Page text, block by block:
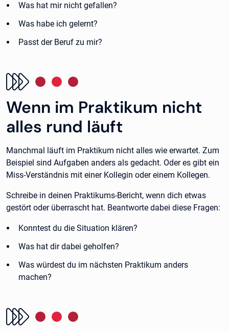
Was hat mir nicht gefallen?
Was habe ich gelernt?
Passt der Beruf zu mir?
Wenn im Praktikum nicht
alles rund läuft
Manchmal läuft im Praktikum nicht alles wie erwartet. Zum
Beispiel sind Aufgaben anders als gedacht. Oder es gibt ein
Miss-Verständnis mit einer Kollegin oder einem Kollegen.
Schreibe in deinen Praktikums-Bericht, wenn dich etwas
gestört oder überrascht hat. Beantworte dabei diese Fragen:
Konntest du die Situation klären?
Was hat dir dabei geholfen?
Was würdest du im nächsten Praktikum anders
machen?